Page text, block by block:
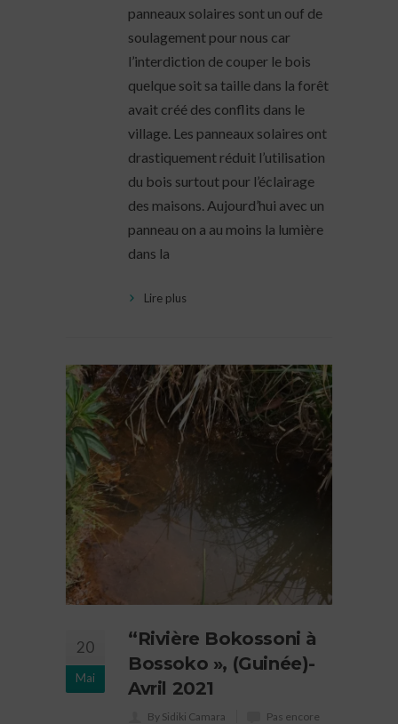
panneaux solaires sont un ouf de
soulagement pour nous car
l’interdiction de couper le bois
quelque soit sa taille dans la forêt
avait créé des conflits dans le
village. Les panneaux solaires ont
drastiquement réduit l’utilisation
du bois surtout pour l’éclairage
des maisons. Aujourd’hui avec un
panneau on a au moins la lumière
dans la
Lire plus
20
Mai
“Rivière Bokossoni à
Bossoko », (Guinée)-
Avril 2021
By Sidiki Camara
Pas encore